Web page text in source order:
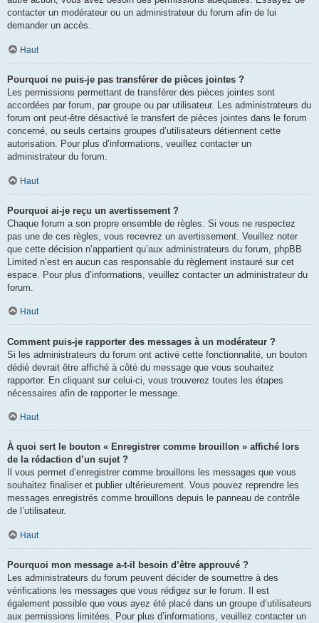
contacter un modérateur ou un administrateur du forum afin de lui
demander un accès.
Haut
Pourquoi ne puis-je pas transférer de pièces jointes ?
Les permissions permettant de transférer des pièces jointes sont
accordées par forum, par groupe ou par utilisateur. Les administrateurs du
forum ont peut-être désactivé le transfert de pièces jointes dans le forum
concerné, ou seuls certains groupes d’utilisateurs détiennent cette
autorisation. Pour plus d’informations, veuillez contacter un
administrateur du forum.
Haut
Pourquoi ai-je reçu un avertissement ?
Chaque forum a son propre ensemble de règles. Si vous ne respectez
pas une de ces règles, vous recevrez un avertissement. Veuillez noter
que cette décision n’appartient qu’aux administrateurs du forum, phpBB
Limited n’est en aucun cas responsable du règlement instauré sur cet
espace. Pour plus d’informations, veuillez contacter un administrateur du
forum.
Haut
Comment puis-je rapporter des messages à un modérateur ?
Si les administrateurs du forum ont activé cette fonctionnalité, un bouton
dédié devrait être affiché à côté du message que vous souhaitez
rapporter. En cliquant sur celui-ci, vous trouverez toutes les étapes
nécessaires afin de rapporter le message.
Haut
À quoi sert le bouton « Enregistrer comme brouillon » affiché lors
de la rédaction d’un sujet ?
Il vous permet d’enregistrer comme brouillons les messages que vous
souhaitez finaliser et publier ultérieurement. Vous pouvez reprendre les
messages enregistrés comme brouillons depuis le panneau de contrôle
de l’utilisateur.
Haut
Pourquoi mon message a-t-il besoin d’être approuvé ?
Les administrateurs du forum peuvent décider de soumettre à des
vérifications les messages que vous rédigez sur le forum. Il est
également possible que vous ayez été placé dans un groupe d’utilisateurs
aux permissions limitées. Pour plus d’informations, veuillez contacter un